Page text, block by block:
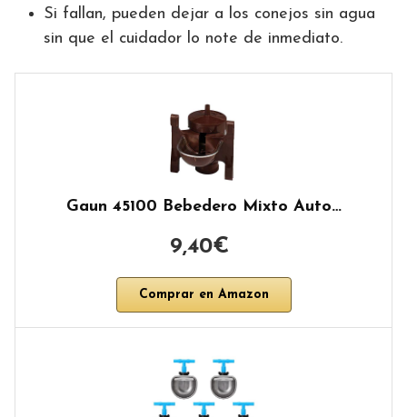
Si fallan, pueden dejar a los conejos sin agua
sin que el cuidador lo note de inmediato.
Gaun 45100 Bebedero Mixto Auto…
9,40€
Comprar en Amazon